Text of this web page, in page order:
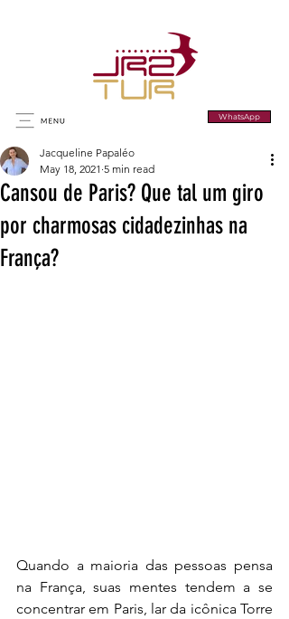
WhatsApp
Cansou de Paris? Que tal um giro
por charmosas cidadezinhas na
França?
Jacqueline Papaléo
May 18, 2021 5 min read
Quando a maioria das pessoas pensa
na França, suas mentes tendem a se
concentrar em Paris, lar da icônica Torre